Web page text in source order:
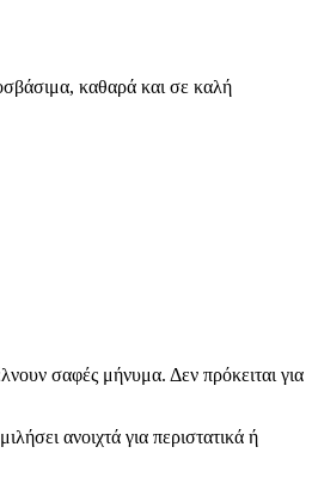
καθαρά και σε καλή
σαφές μήνυμα. Δεν πρόκειται για
ανοιχτά για περιστατικά ή